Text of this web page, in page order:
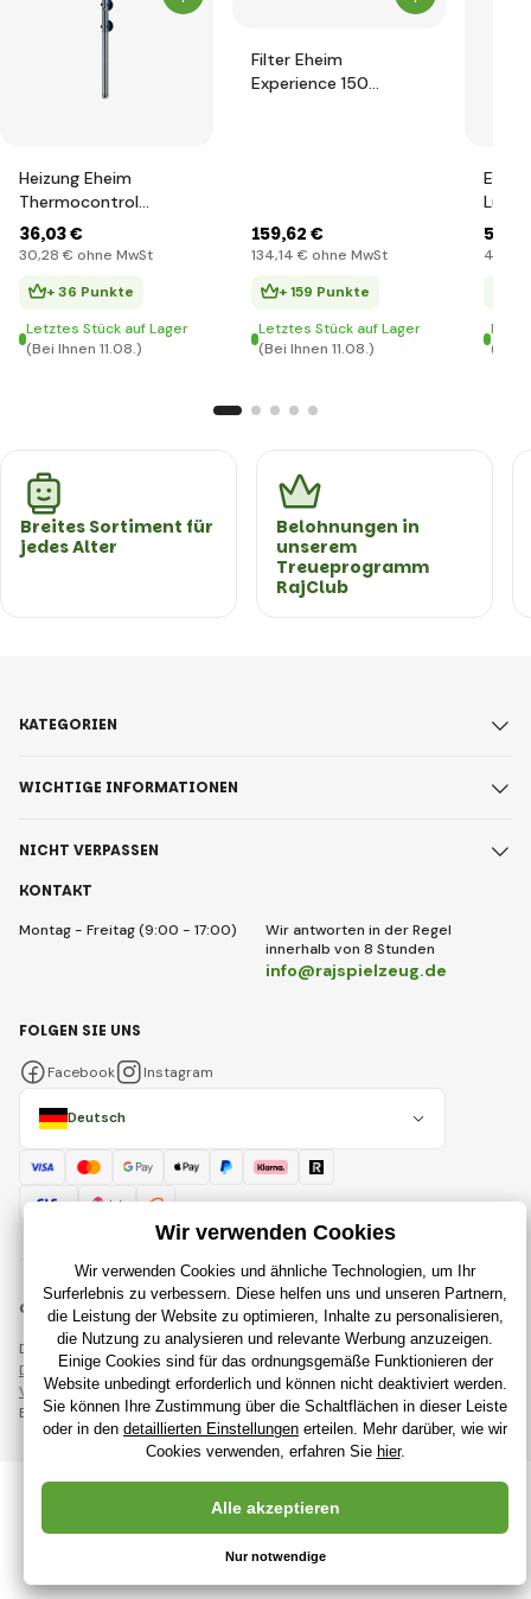
Heizung Eheim
Thermocontrol
200W, 300-400l
36,03 €
30,28 € ohne MwSt
+ 36 Punkte
Letztes Stück auf Lager
(Bei Ihnen 11.08.)
Filter Eheim
Experience 150
159,62 €
134,14 € ohne MwSt
+ 159 Punkte
Letztes Stück auf Lager
(Bei Ihnen 11.08.)
Eheim
53
44
(Bei
Breites Sortiment für
jedes Alter
Belohnungen in
unserem
Treueprogramm
RajClub
KONTAKT
Montag - Freitag (9:00 - 17:00)
Wir antworten in der Regel
innerhalb von 8 Stunden
info@rajspielzeug.de
KATEGORIEN
WICHTIGE INFORMATIONEN
NICHT VERPASSEN
Deutsch
FOLGEN SIE UNS
Facebook Instagram
© 2018 - 2026 RajSpielzeug.de, Alle Rechte vorbehalten
Diese Seite ist durch reCAPTCHA geschützt und es gelten
DatenschutzbestimmungenUnternehmen Google und deren
Vertragsbedingungen.
Erstellung leistungsstarker Online-Shops abRIESENIA